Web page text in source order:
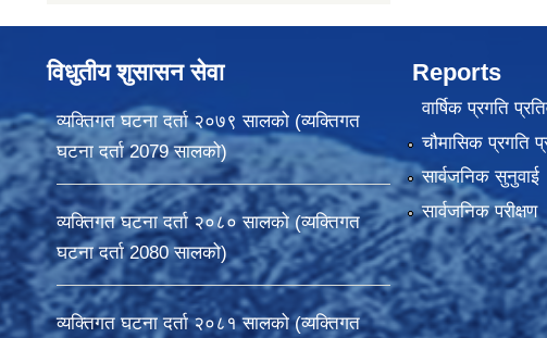
विधुतीय शुसासन सेवा
व्यक्तिगत घटना दर्ता २०७९ सालको (व्यक्तिगत
घटना दर्ता 2079 सालको)
व्यक्तिगत घटना दर्ता २०८० सालको (व्यक्तिगत
घटना दर्ता 2080 सालको)
व्यक्तिगत घटना दर्ता २०८१ सालको (व्यक्तिगत
Reports
वार्षिक प्रगति
चौमासिक प्रगति
सार्वजनिक सुनुवाई
सार्वजनिक परीक्षण